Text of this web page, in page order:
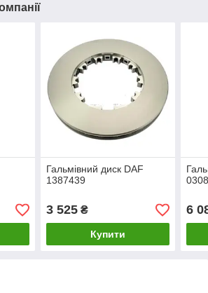
Гальмівний диск DAF
1387439
3 525₴
Купити
6